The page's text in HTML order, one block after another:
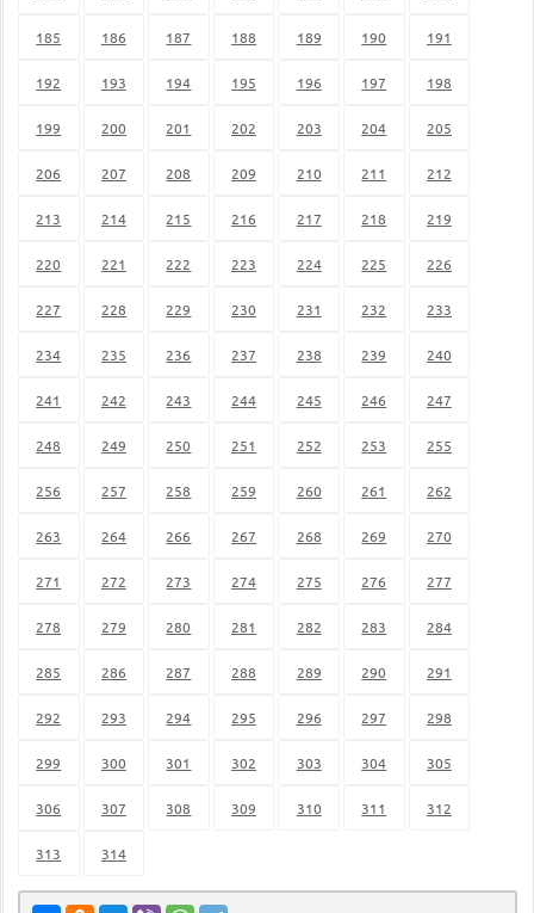
185 186 187 188 189 190 191
192 193 194 195 196 197 198
199 200 201 202 203 204 205
206 207 208 209 210 211 212
213 214 215 216 217 218 219
220 221 222 223 224 225 226
227 228 229 230 231 232 233
234 235 236 237 238 239 240
241 242 243 244 245 246 247
248 249 250 251 252 253 255
256 257 258 259 260 261 262
263 264 266 267 268 269 270
271 272 273 274 275 276 277
278 279 280 281 282 283 284
285 286 287 288 289 290 291
292 293 294 295 296 297 298
299 300 301 302 303 304 305
306 307 308 309 310 311 312
313 314